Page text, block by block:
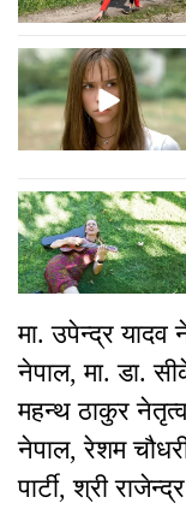
मा. उपेन्द्र यादव
नेपाल, मा. डा.
महन्थ ठाकुर
नेपाल, रेशम
पार्टी, श्री